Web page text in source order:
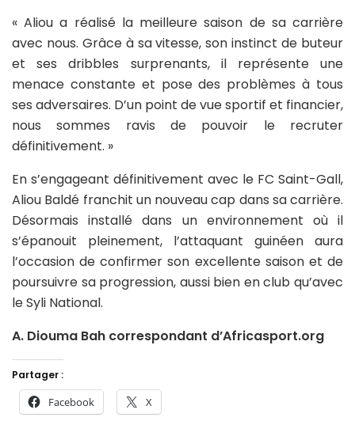
« Aliou a réalisé la meilleure saison de sa carrière
avec nous. Grâce à sa vitesse, son instinct de buteur
et ses dribbles surprenants, il représente une
menace constante et pose des problèmes à tous
ses adversaires. D’un point de vue sportif et financier,
nous sommes ravis de pouvoir le recruter
définitivement. »
En s’engageant définitivement avec le FC Saint-Gall,
Aliou Baldé franchit un nouveau cap dans sa carrière.
Désormais installé dans un environnement où il
s’épanouit pleinement, l’attaquant guinéen aura
l’occasion de confirmer son excellente saison et de
poursuivre sa progression, aussi bien en club qu’avec
le Syli National.
A. Diouma Bah correspondant d’Africasport.org
Partager :
Facebook X